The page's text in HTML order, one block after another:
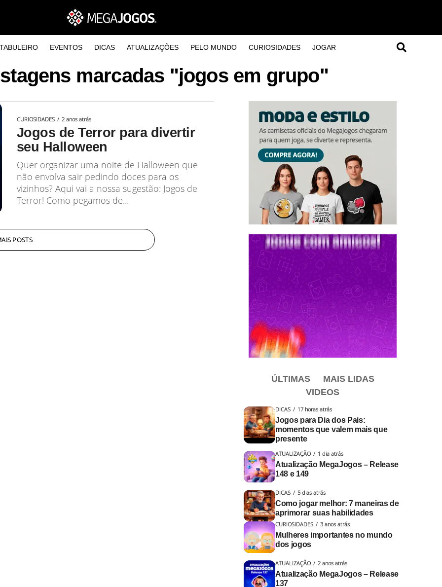
EVENTOS DICAS ATUALIZAÇÕES PELO MUNDO CURIOSIDADES JOGAR
marcadas "jogos em grupo"
CURIOSIDADES 2 anos atrás
Jogos de Terror para divertir
seu Halloween
Quer organizar uma noite de Halloween que
não envolva sair pedindo doces para os
vizinhos? Aqui vai a nossa sugestão: Jogos de
Terror! Como pegamos de...
POSTS
ÚLTIMAS
MAIS LIDAS
VIDEOS
DICAS 17 horas atrás
Jogos para Dia dos Pais:
momentos que valem mais que
presente
ATUALIZAÇÃO 1 dia atrás
Atualização MegaJogos – Release
148 e 149
DICAS 5 dias atrás
Como jogar melhor: 7 maneiras de
aprimorar suas habilidades
CURIOSIDADES 3 anos atrás
Mulheres importantes no mundo
dos jogos
ATUALIZAÇÃO 2 anos atrás
Atualização MegaJogos – Release
137